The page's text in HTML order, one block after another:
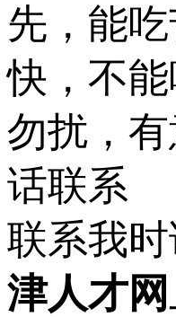
先，能
快，不
勿扰，
话联系
联系我
津人才网